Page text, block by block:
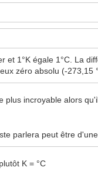
et 1°K égale 1°C. La
zéro absolu (-273,15
plus incroyable alors
parlera peut être
K = °C